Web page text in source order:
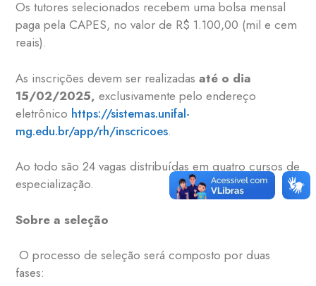
Os tutores selecionados recebem uma bolsa mensal
paga pela CAPES, no valor de R$ 1.100,00 (mil e cem
reais).
As inscrições devem ser realizadas até o dia
15/02/2025,exclusivamente pelo endereço
eletrônico https://sistemas.unifal-
mg.edu.br/app/rh/inscricoes.
Ao todo são 24 vagas distribuídas em quatro cursos de
especialização.
Sobre a seleção
O processo de seleção será composto por duas
fases: